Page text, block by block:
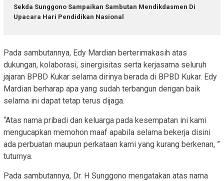
Sekda Sunggono Sampaikan Sambutan Mendikdasmen Di
Upacara Hari Pendidikan Nasional
Pada sambutannya, Edy Mardian berterimakasih atas
dukungan, kolaborasi, sinergisitas serta kerjasama seluruh
jajaran BPBD Kukar selama dirinya berada di BPBD Kukar. Edy
Mardian berharap apa yang sudah terbangun dengan baik
selama ini dapat tetap terus dijaga.
“Atas nama pribadi dan keluarga pada kesempatan ini kami
mengucapkan memohon maaf apabila selama bekerja disini
ada perbuatan maupun perkataan kami yang kurang berkenan, ”
tuturnya.
Pada sambutannya, Dr. H Sunggono mengatakan atas nama